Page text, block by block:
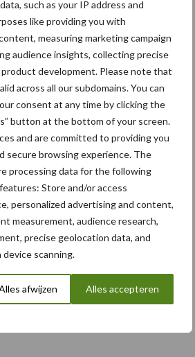
such as your IP address and
like providing you with
measuring marketing campaign
audience insights, collecting precise
development. Please note that
across all our subdomains. You can
consent at any time by clicking the
button at the bottom of your screen.
and are committed to providing you
secure browsing experience. The
processing data for the following
Store and/or access
personalized advertising and content,
measurement, audience research,
precise geolocation data, and
scanning.
afwijzen Alles accepteren
Tyres breidt uit naar
marktsegmenten
breidt gamma
bulldozers uit
HM460-6 knikdumper legt
opnieuw hoger
compacte gedragen
van AVR